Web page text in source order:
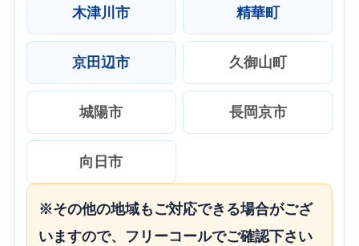
木津川市 精華町
京田辺市 久御山町
城陽市 長岡京市
向日市
※その他の地域もご対応できる場合がござ
いますので、フリーコールでご確認下さい